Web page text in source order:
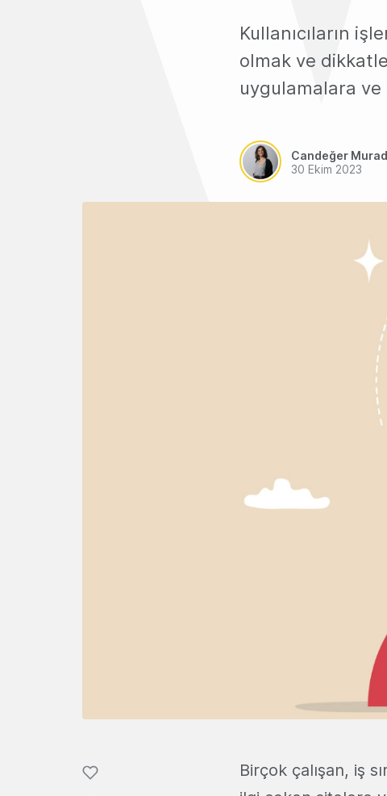
Kullanıcıların
olmak ve
uygulamalara
Candeğer
30 Ekim 2023
Birçok çalışan, iş